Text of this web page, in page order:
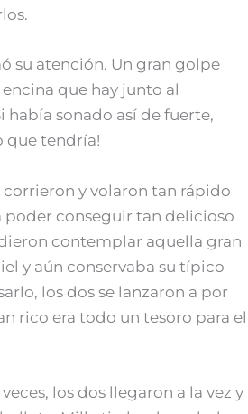
su atención. Un gran golpe
encina que hay junto al
había sonado así de fuerte,
que tendría!
corrieron y volaron tan rápido
conseguir tan delicioso
contemplar aquella gran
y aún conservaba su típico
los dos se lanzaron a por
rico era todo un tesoro para el
los dos llegaron a la vez y